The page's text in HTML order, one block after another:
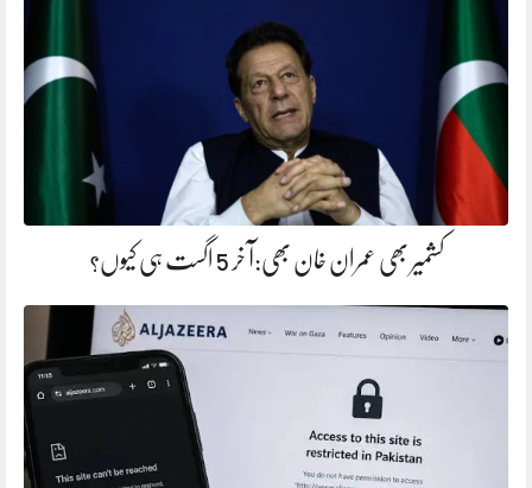
کشمیر بھی عمران خان بھی:آ خر 5 اگست ہی کیوں؟